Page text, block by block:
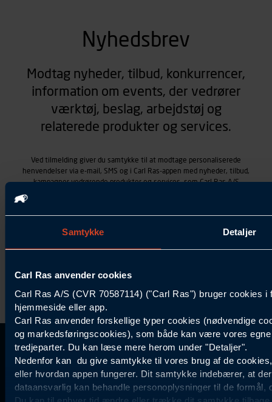
Samtykke Detaljer
Carl Ras anvender cookies
Carl Ras A/S (CVR 70587114) ("Carl Ras") bruger cookies
hjemmeside eller app.
Carl Ras anvender forskellige typer cookies (nødvendige
og markedsføringscookies), som både kan være vores
tredjeparter. Du kan læse mere herom under "Detaljer".
Nedenfor kan du give samtykke til vores brug af de
eller hvordan appen fungerer. Dit samtykke indebærer, at
dataansvarlig kan behandle personoplysninger til de formål,
Nyhedsbrev
Modtag nyheder, tilbud, konkurrencer,
information om events, der vedrører
værktøj, beslag, arbejdstøj og
relaterede produkter og services.
Ved tilmelding giver du samtykke til at modtage personaliserede
henvendelser via e-mail, SMS og i Carl Ras-appen med nyheder, tilbud,
kampagner vedrørende produkter og services, som Carl Ras A/S
(besøgs- og søgehistorik), samt dine tidligere køb (købshistorik).
behandle ovennævnte personoplysninger. Du kan trække dit
samtykke tilbage ved at trykke "Afmeld" i bunden af hver
Kontakt Kundeservice
44 85 55
11
Information
Carl Ras Gruppen
Om os
Job og karriere
Kundefordele
Bliv kontokunde
Services
Digitale løsninger
Inspiration
Specialisten
Produktløsninger
Certificeret byggeri